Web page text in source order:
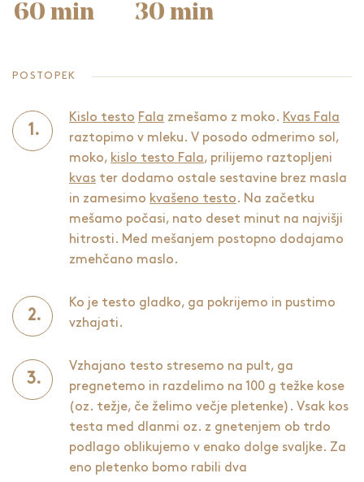
60 min 30 min
POSTOPEK
Kislo testo Fala zmešamo z moko. Kvas Fala
raztopimo v mleku. V posodo odmerimo sol,
moko, kislo testo Fala, prilijemo raztopljeni
kvas ter dodamo ostale sestavine brez masla
in zamesimo kvašeno testo . Na začetku
mešamo počasi, nato deset minut na najvišji
hitrosti. Med mešanjem postopno dodajamo
zmehčano maslo.
Ko je testo gladko, ga pokrijemo in pustimo
vzhajati.
Vzhajano testo stresemo na pult, ga
pregnetemo in razdelimo na 100 g težke kose
(oz. težje, če želimo večje pletenke). Vsak kos
testa med dlanmi oz. z gnetenjem ob trdo
podlago oblikujemo v enako dolge svaljke. Za
eno pletenko bomo rabili dva